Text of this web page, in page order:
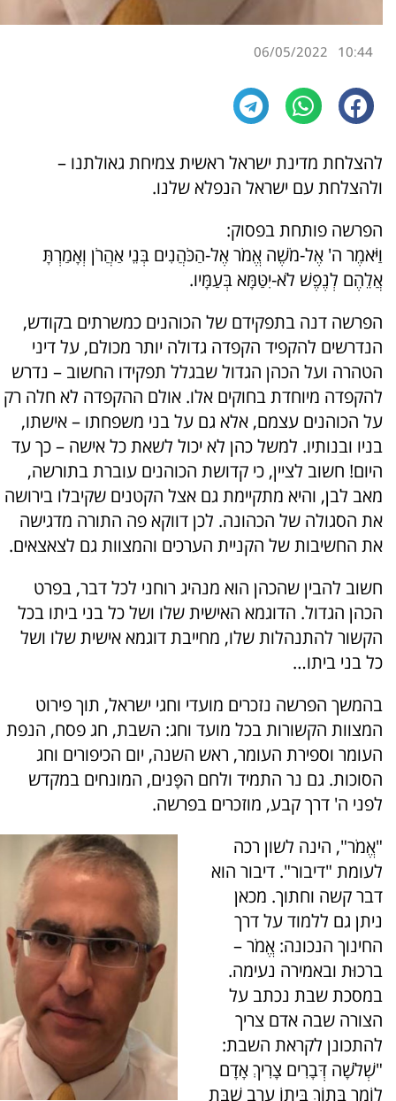
10:44
06/05/2022
להצלחת מדינת ישראל ראשית צמיחת גאולתנו –
ולהצלחת עם ישראל הנפלא שלנו.
הפרשה פותחת בפסוק:
וַיֹּאמֶר ה' אֶל-מֹשֶׁה אֱמֹר אֶל-הַכֹּהֲנִים בְּנֵי אַהֲרֹן וְאָמַרְתָּ
אֲלֵהֶם לְנֶפֶשׁ לֹא-יִטַּמָּא בְּעַמָּיו.
הפרשה דנה בתפקידם של הכוהנים כמשרתים בקודש,
הנדרשים להקפיד הקפדה גדולה יותר מכולם, על דיני
הטהרה ועל הכהן הגדול שבגלל תפקידו החשוב – נדרש
להקפדה מיוחדת בחוקים אלו. אולם ההקפדה לא חלה רק
על הכוהנים עצמם, אלא גם על בני משפחתו – אישתו,
בניו ובנותיו. למשל כהן לא יכול לשאת כל אישה – כך עד
היום! חשוב לציין, כי קדושת הכוהנים עוברת בתורשה,
מאב לבן, והיא מתקיימת גם אצל הקטנים שקיבלו בירושה
את הסגולה של הכהונה. לכן דווקא פה התורה מדגישה
את החשיבות של הקניית הערכים והמצוות גם לצאצאים.
חשוב להבין שהכהן הוא מנהיג רוחני לכל דבר, בפרט
הכהן הגדול. הדוגמא האישית שלו ושל כל בני ביתו בכל
הקשור להתנהלות שלו, מחייבת דוגמא אישית שלו ושל
כל בני ביתו…
בהמשך הפרשה נזכרים מועדי וחגי ישראל, תוך פירוט
המצוות הקשורות בכל מועד וחג: השבת, חג פסח, הנפת
העומר וספירת העומר, ראש השנה, יום הכיפורים וחג
הסוכות. גם נר התמיד ולחם הפָּנים, המונחים במקדש
לפני ה' דרך קבע, מוזכרים בפרשה.
"אֱמֹר", הינה לשון רכה
לעומת "דיבור". דיבור הוא
דבר קשה וחתוך. מכאן
ניתן גם ללמוד על דרך
החינוך הנכונה: אֱמֹר –
ברכוּת ובאמירה נעימה.
במסכת שבת נכתב על
הצורה שבה אדם צריך
להתכונן לקראת השבת:
"שְׁלֹשָׁה דְּבָרִים צָרִיךְ אָדָם
לוֹמַר בְּתוֹךְ בֵּיתוֹ עֶרֶב שַׁבָּת